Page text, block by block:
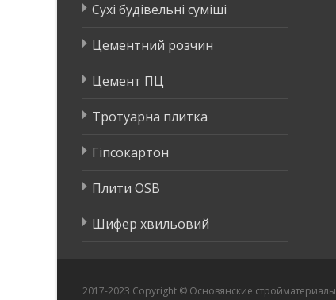
Сухі будівельні суміші
Цементний розчин
Цемент ПЦ
Тротуарна плитка
Гіпсокартон
Плити OSB
Шифер хвильовий
2017-2023 Copyright © Основянские стройматериалы